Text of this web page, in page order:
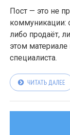
Пост — это не
коммуникации:
либо продаёт,
этом
специалиста.
ЧИТАТЬ ДАЛЕЕ